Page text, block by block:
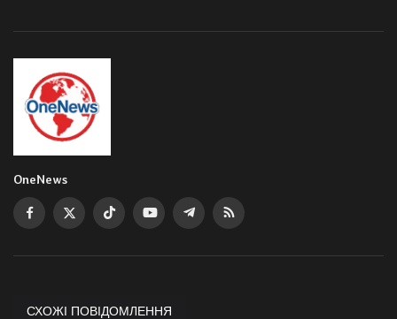
OneNews
СХОЖІ ПОВІДОМЛЕННЯ